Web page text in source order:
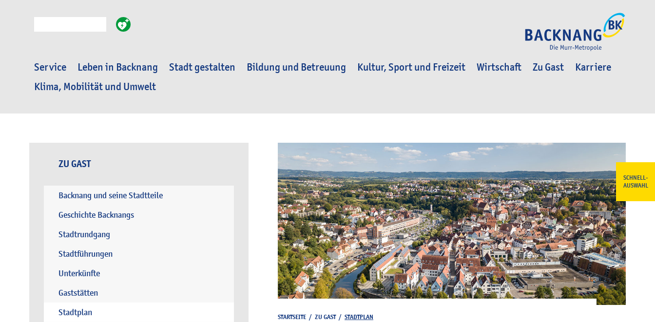
Service Leben in Backnang Stadt gestalten Bildung und Betreuung Kultur, Sport und Freizeit Wirtschaft Zu Gast
Karriere
Klima, Mobilität und Umwelt
SCHNELL-
AUSWAHL
ZU GAST
Backnang und seine Stadtteile
Geschichte Backnangs
Stadtrundgang
Stadtführungen
Unterkünfte
Gaststätten
Stadtplan
STARTSEITE / ZU GAST/ STADTPLAN